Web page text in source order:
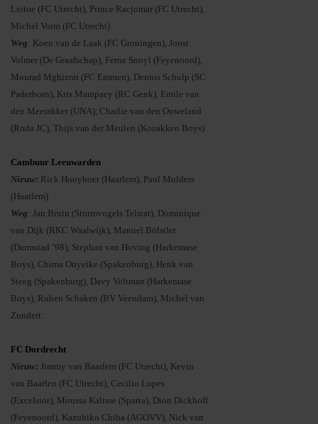
Leitoe (FC Utrecht), Prince Racjomar (FC Utrecht),
Michel Vorm (FC Utrecht)
Weg: Koen van de Laak (FC Groningen), Joost
Volmer (De Graafschap), Ferne Snoyl (Feyenoord),
Mourad Mghizrat (FC Emmen), Dennis Schulp (SC
Paderborn), Kris Mampaey (RC Genk), Emile van
den Meerakker (UNA), Charlie van den Ouweland
(Roda JC), Thijs van der Meulen (Kozakken Boys)
Cambuur Leeuwarden
Nieuw: Rick Hooyboer (Haarlem), Paul Mulders
(Haarlem)
Weg: Jan Bruin (Stormvogels Telstar), Dominique
van Dijk (RKC Waalwijk), Manuel Bölstler
(Darmstad ’98), Stephan van Hoving (Harkemase
Boys), Chima Onyeike (Spakenburg), Henk van
Steeg (Spakenburg), Davy Veltman (Harkemase
Boys), Ruben Schaken (BV Veendam), Michel van
Zundert.
FC Dordrecht
Nieuw: Jimmy van Baarlem (FC Utrecht), Kevin
van Baarlen (FC Utrecht), Cecilio Lopes
(Excelsior), Moussa Kalisse (Sparta), Dion Dickhoff
(Feyenoord), Kazuhiko Chiba (AGOVV), Nick van